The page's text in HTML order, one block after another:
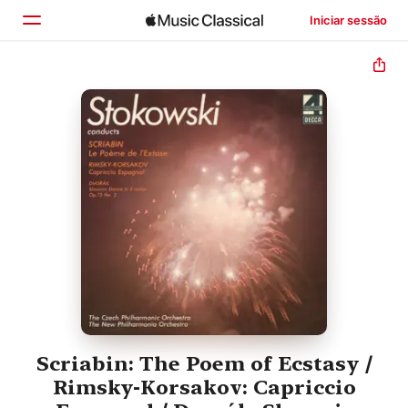
Iniciar sessão
Início
Explorar
Buscar
Scriabin: The Poem of Ecstasy /
Rimsky-Korsakov: Capriccio